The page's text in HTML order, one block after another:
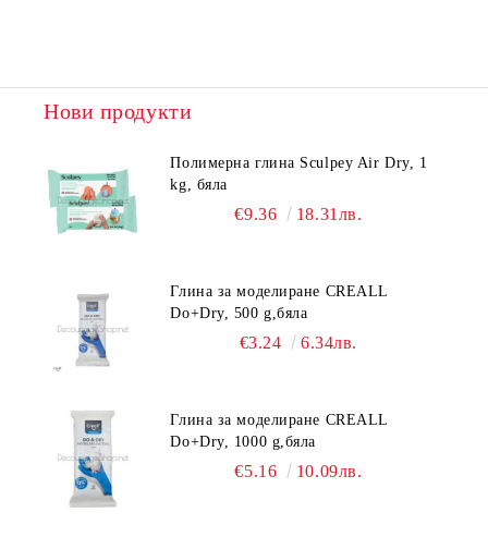
Нови продукти
Полимерна глина Sculpey Air Dry, 1
kg, бяла
€9.36 18.31лв.
Глина за моделиране CREALL
Do+Dry, 500 g,бяла
€3.24 6.34лв.
Глина за моделиране CREALL
Do+Dry, 1000 g,бяла
€5.16 10.09лв.